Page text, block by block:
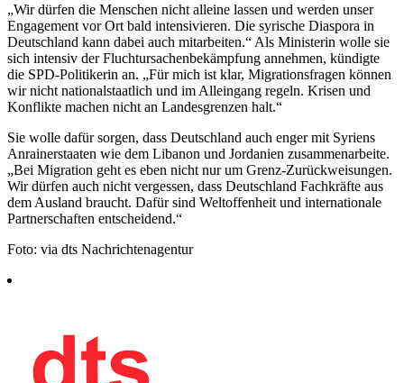
„Wir dürfen die Menschen nicht alleine lassen und werden unser
Engagement vor Ort bald intensivieren. Die syrische Diaspora in
Deutschland kann dabei auch mitarbeiten.“ Als Ministerin wolle sie
sich intensiv der Fluchtursachenbekämpfung annehmen, kündigte
die SPD-Politikerin an. „Für mich ist klar, Migrationsfragen können
wir nicht nationalstaatlich und im Alleingang regeln. Krisen und
Konflikte machen nicht an Landesgrenzen halt.“
Sie wolle dafür sorgen, dass Deutschland auch enger mit Syriens
Anrainerstaaten wie dem Libanon und Jordanien zusammenarbeite.
„Bei Migration geht es eben nicht nur um Grenz-Zurückweisungen.
Wir dürfen auch nicht vergessen, dass Deutschland Fachkräfte aus
dem Ausland braucht. Dafür sind Weltoffenheit und internationale
Partnerschaften entscheidend.“
Foto: via dts Nachrichtenagentur